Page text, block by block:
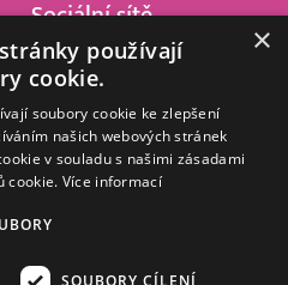
Sociální sítě
×
používají
cookie.
soubory cookie ke zlepšení
našich webových stránek
v souladu s našimi zásadami
cookie. Více informací
SOUBORY CÍLENÍ